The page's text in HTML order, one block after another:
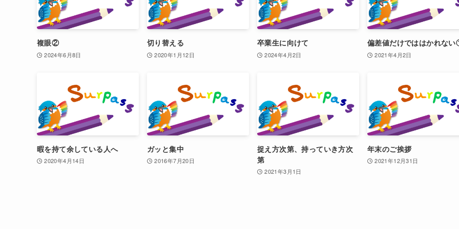
複眼②
2024年6月8日
切り替える
2020年1月12日
卒業生に向けて
2024年4月2日
偏差値だけでははかれな
2021年4月2日
暇を持て余している人へ
2020年4月14日
ガッと集中
2016年7月20日
捉え方次第、持っていき方次
第
2021年3月1日
年末のご挨拶
2021年12月31日